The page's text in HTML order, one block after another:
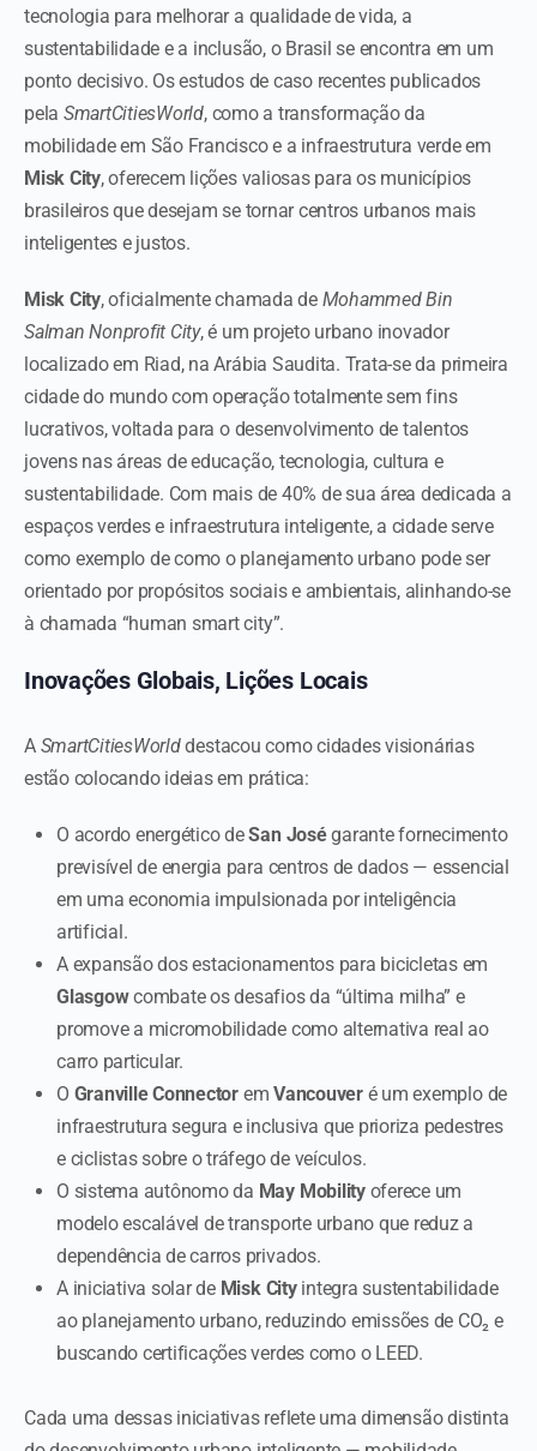
tecnologia para melhorar a qualidade de vida, a
sustentabilidade e a inclusão, o Brasil se encontra em um
ponto decisivo. Os estudos de caso recentes publicados
pela SmartCitiesWorld, como a transformação da
mobilidade em São Francisco e a infraestrutura verde em
Misk City, oferecem lições valiosas para os municípios
brasileiros que desejam se tornar centros urbanos mais
inteligentes e justos.
Misk City, oficialmente chamada de Mohammed Bin
Salman Nonprofit City, é um projeto urbano inovador
localizado em Riad, na Arábia Saudita. Trata-se da primeira
cidade do mundo com operação totalmente sem fins
lucrativos, voltada para o desenvolvimento de talentos
jovens nas áreas de educação, tecnologia, cultura e
sustentabilidade. Com mais de 40% de sua área dedicada a
espaços verdes e infraestrutura inteligente, a cidade serve
como exemplo de como o planejamento urbano pode ser
orientado por propósitos sociais e ambientais, alinhando-se
à chamada “human smart city”.
Inovações Globais, Lições Locais
A SmartCitiesWorlddestacou como cidades visionárias
estão colocando ideias em prática:
O acordo energético deSan Joségarante fornecimento
previsível de energia para centros de dados — essencial
em uma economia impulsionada por inteligência
artificial.
A expansão dos estacionamentos para bicicletas em
Glasgowcombate os desafios da “última milha” e
promove a micromobilidade como alternativa real ao
carro particular.
O Granville ConnectoremVancouveré um exemplo de
infraestrutura segura e inclusiva que prioriza pedestres
e ciclistas sobre o tráfego de veículos.
O sistema autônomo da May Mobilityoferece um
modelo escalável de transporte urbano que reduz a
dependência de carros privados.
A iniciativa solar de Misk Cityintegra sustentabilidade
ao planejamento urbano, reduzindo emissões de CO₂ e
buscando certificações verdes como o LEED.
Cada uma dessas iniciativas reflete uma dimensão distinta